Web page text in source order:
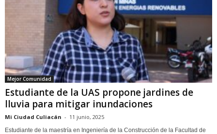
Mejor Comunidad
Estudiante de la UAS propone jardines de
lluvia para mitigar inundaciones
Mi Ciudad Culiacán - 11 junio, 2025
Estudiante de la maestría en Ingeniería de la Construcción de la Facultad de